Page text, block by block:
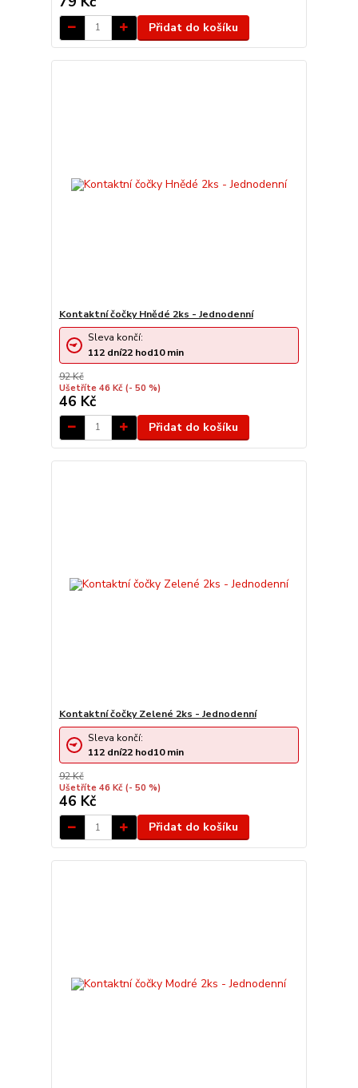
Přidat do košíku
Kontaktní čočky Hnědé 2ks - Jednodenní
92 Kč
Ušetříte 46 Kč (- 50 %)
46 Kč
Sleva končí:
112 dní22 hod10min
Přidat do košíku
Kontaktní čočky Zelené 2ks - Jednodenní
92 Kč
Ušetříte 46 Kč (- 50 %)
46 Kč
Sleva končí:
112 dní22 hod10min
Přidat do košíku